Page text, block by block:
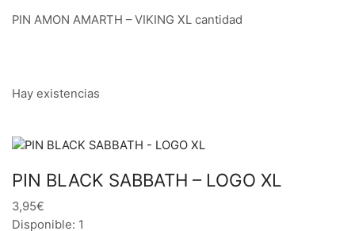
PIN AMON AMARTH – VIKING XL cantidad
Hay existencias
PIN BLACK SABBATH – LOGO XL
3,95€
Disponible: 1